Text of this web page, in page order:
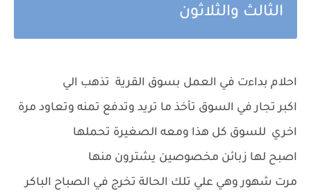
الثالث والثلاثون
احلام بداءت في العمل بسوق القرية تذهب الي
اكبر تجار في السوق تأخذ ما تريد وتدفع تمنه وتعاود مرة
اخري للسوق كل هذا ومعه الصغيرة تحملها
اصبح لها زبائن مخصوصين يشترون منها
مرت شهور وهي علي تلك الحالة تخرج في الصباح الباكر